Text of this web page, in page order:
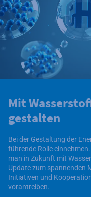
Mit
gestalten
Bei der Gestaltung der
führende Rolle
man in Zukunft mit
Update zum spannenden
Initiativen und
vorantreiben.